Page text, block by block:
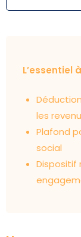
L’essentiel
les
Plafond
social
Dispositif